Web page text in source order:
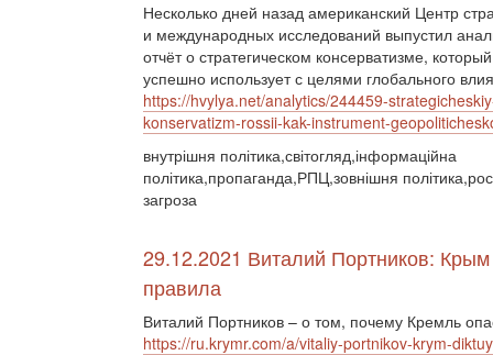
Несколько дней назад американский Центр
и международных исследований выпустил
отчёт о стратегическом консерватизме,
успешно использует с целями глобального
https://hvylya.net/analytics/244459-
konservatizm-rossii-kak-instrument-
внутрішня політика,світогляд,інформаційна
політика,пропаганда,РПЦ,зовнішня
загроза
29.12.2021 Виталий Портников: Крым
правила
Виталий Портников – о том, почему Кремль
https://ru.krymr.com/a/vitaliy-portnikov-krym-